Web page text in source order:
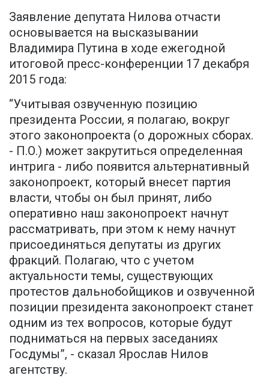
Заявление депутата Нилова отчасти
основывается на высказывании
Владимира Путина в ходе ежегодной
итоговой пресс-конференции 17 декабря
2015 года:
“Учитывая озвученную позицию
президента России, я полагаю, вокруг
этого законопроекта (о дорожных сборах.
- П.О.) может закрутиться определенная
интрига - либо появится альтернативный
законопроект, который внесет партия
власти, чтобы он был принят, либо
оперативно наш законопроект начнут
рассматривать, при этом к нему начнут
присоединяться депутаты из других
фракций. Полагаю, что с учетом
актуальности темы, существующих
протестов дальнобойщиков и озвученной
позиции президента законопроект станет
одним из тех вопросов, которые будут
подниматься на первых заседаниях
Госдумы”, - сказал Ярослав Нилов
агентству.